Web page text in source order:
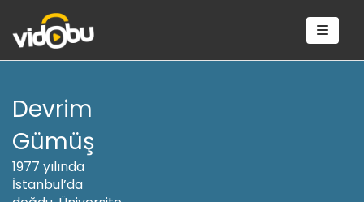
Devrim
Gümüş
1977 yılında
İstanbul’da